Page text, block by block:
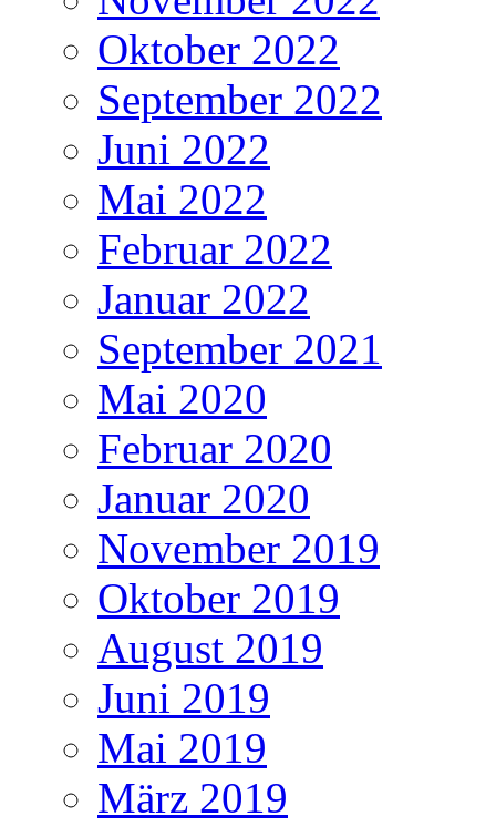
Oktober 2022
September 2022
Juni 2022
Mai 2022
Februar 2022
Januar 2022
September 2021
Mai 2020
Februar 2020
Januar 2020
November 2019
Oktober 2019
August 2019
Juni 2019
Mai 2019
März 2019